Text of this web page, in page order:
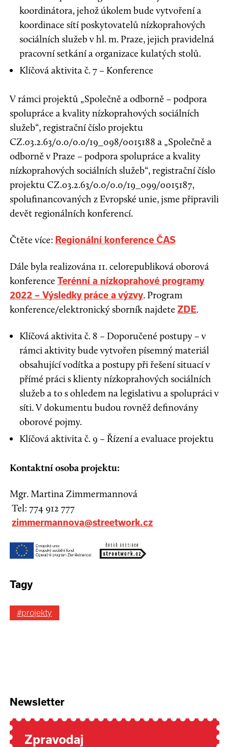
koordinátora, jehož úkolem bude vytvoření a
koordinace sítí poskytovatelů nízkoprahových
sociálních služeb v hl. m. Praze, jejich pravidelná
pracovní setkání a organizace kulatých stolů.
Klíčová aktivita č. 7 – Konference
V rámci projektů „Společně a odborně – podpora
spolupráce a kvality nízkoprahových sociálních
služeb“, registrační číslo projektu
CZ.03.2.63/0.0/0.0/19_098/0015188 a „Společně a
odborně v Praze – podpora spolupráce a kvality
nízkoprahových sociálních služeb“, registrační číslo
projektu CZ.03.2.63/0.0/0.0/19_099/0015187,
spolufinancovaných z Evropské unie, jsme připravili
devět regionálních konferencí.
Čtěte více: Regionální konference ČAS
Dále byla realizována 11. celorepubliková oborová
konferenceTerénní a nízkoprahové programy
2022 – Výsledky práce a výzvy. Program
konference/elektronický sborník najdeteZDE.
Klíčová aktivita č. 8 – Doporučené postupy – v
rámci aktivity bude vytvořen písemný materiál
obsahující vodítka a postupy při řešení situací v
přímé práci s klienty nízkoprahových sociálních
služeb a to s ohledem na legislativu a spolupráci v
síti. V dokumentu budou rovněž definovány
oborové pojmy.
Klíčová aktivita č. 9 – Řízení a evaluace projektu
Kontaktní osoba projektu:
Mgr. Martina Zimmermannová
Tel: 774 912 777
zimmermannova@streetwork.cz
Tagy
#projekty
Newsletter
Zpravodaj